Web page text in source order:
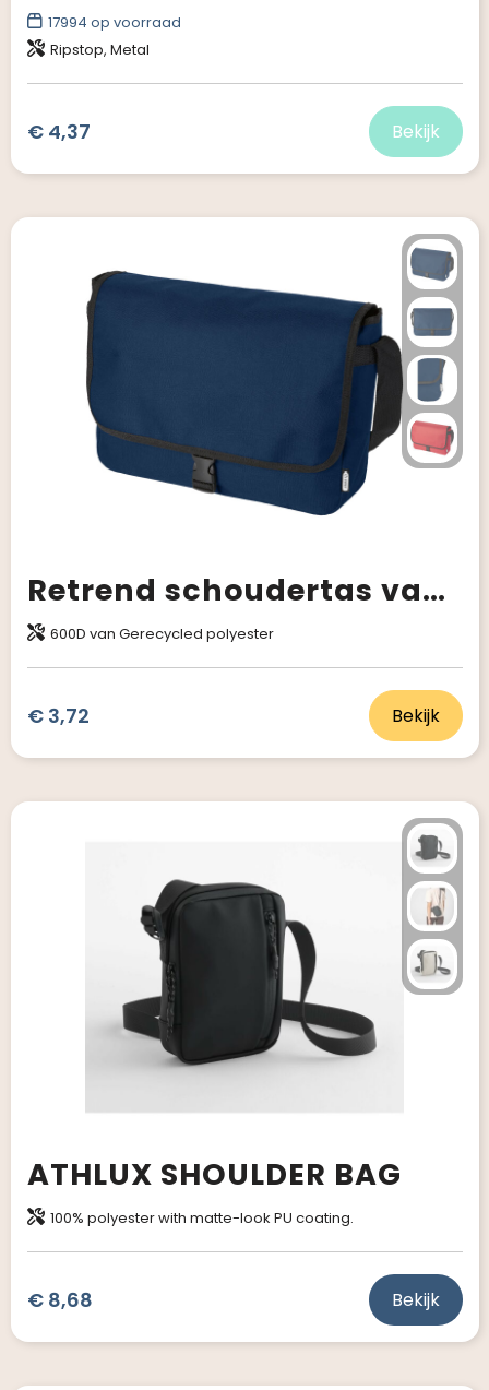
17994 op voorraad
Ripstop, Metal
€ 4,37 Bekijk
Retrend schoudertas van RPET 6L
600D van Gerecycled polyester
€ 3,72 Bekijk
ATHLUX SHOULDER BAG
100% polyester with matte-look PU coating.
€ 8,68 Bekijk